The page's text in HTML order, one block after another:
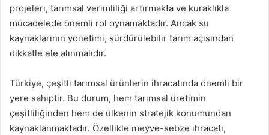
projeleri, tarımsal verimliliği artırmakta ve kuraklıkla
mücadelede önemli rol oynamaktadır. Ancak su
kaynaklarının yönetimi, sürdürülebilir tarım açısından
dikkatle ele alınmalıdır.
Türkiye, çeşitli tarımsal ürünlerin ihracatında önemli bir
yere sahiptir. Bu durum, hem tarımsal üretimin
çeşitliliğinden hem de ülkenin stratejik konumundan
kaynaklanmaktadır. Özellikle meyve-sebze ihracatı,